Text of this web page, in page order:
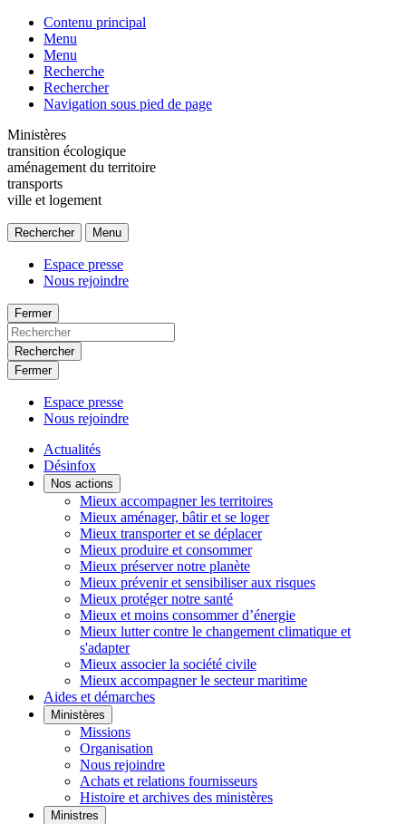
Contenu principal
Menu
Menu
Recherche
Rechercher
Navigation sous pied de page
Ministères
transition écologique
aménagement du territoire
transports
ville et logement
Rechercher Menu
Espace presse
Nous rejoindre
Fermer
Rechercher
Fermer
Espace presse
Nous rejoindre
Actualités
Désinfox
Nos actions
Mieux accompagner les territoires
Mieux aménager, bâtir et se loger
Mieux transporter et se déplacer
Mieux produire et consommer
Mieux préserver notre planète
Mieux prévenir et sensibiliser aux risques
Mieux protéger notre santé
Mieux et moins consommer d’énergie
Mieux lutter contre le changement climatique et
s'adapter
Mieux associer la société civile
Mieux accompagner le secteur maritime
Aides et démarches
Ministères
Missions
Organisation
Nous rejoindre
Achats et relations fournisseurs
Histoire et archives des ministères
Ministres